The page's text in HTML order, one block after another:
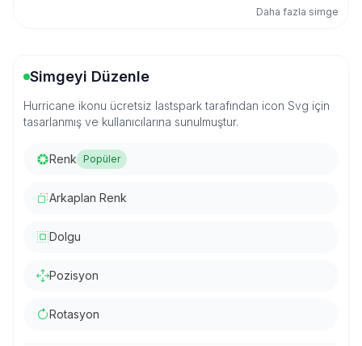
Daha fazla simge
Simgeyi Düzenle
Hurricane ikonu ücretsiz lastspark tarafından icon Svg için
tasarlanmış ve kullanıcılarına sunulmuştur.
Renk Popüler
Arkaplan Renk
Dolgu
Pozisyon
Rotasyon